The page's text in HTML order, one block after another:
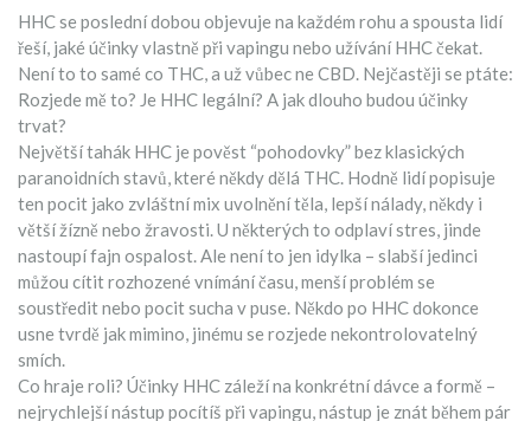
HHC se poslední dobou objevuje na každém rohu a spousta lidí
řeší, jaké účinky vlastně při vapingu nebo užívání HHC čekat.
Není to to samé co THC, a už vůbec ne CBD. Nejčastěji se ptáte:
Rozjede mě to? Je HHC legální? A jak dlouho budou účinky
trvat?
Největší tahák HHC je pověst “pohodovky” bez klasických
paranoidních stavů, které někdy dělá THC. Hodně lidí popisuje
ten pocit jako zvláštní mix uvolnění těla, lepší nálady, někdy i
větší žízně nebo žravosti. U některých to odplaví stres, jinde
nastoupí fajn ospalost. Ale není to jen idylka – slabší jedinci
můžou cítit rozhozené vnímání času, menší problém se
soustředit nebo pocit sucha v puse. Někdo po HHC dokonce
usne tvrdě jak mimino, jinému se rozjede nekontrolovatelný
smích.
Co hraje roli? Účinky HHC záleží na konkrétní dávce a formě –
nejrychlejší nástup pocítíš při vapingu, nástup je znát během pár